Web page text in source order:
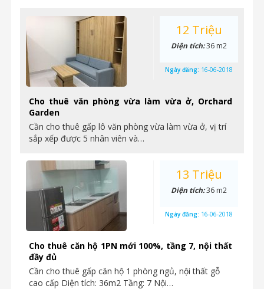
Cho thuê văn phòng vừa làm vừa ở, Orchard
Garden
Cần cho thuê gấp lô văn phòng vừa làm vừa ở, vị trí
sắp xếp được 5 nhân viên và…
12 Triệu
Diện tích:36 m2
Ngày đăng: 16-06-2018
Cho thuê căn hộ 1PN mới 100%, tầng 7, nội thất
đầy đủ
Cần cho thuê gấp căn hộ 1 phòng ngủ, nội thất gỗ
cao cấp Diện tích: 36m2 Tầng: 7 Nội…
13 Triệu
Diện tích:36 m2
Ngày đăng: 16-06-2018